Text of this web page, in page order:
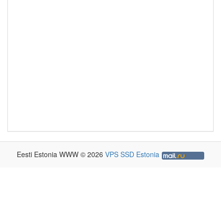
Eesti Estonia WWW © 2026 VPS SSD Estonia